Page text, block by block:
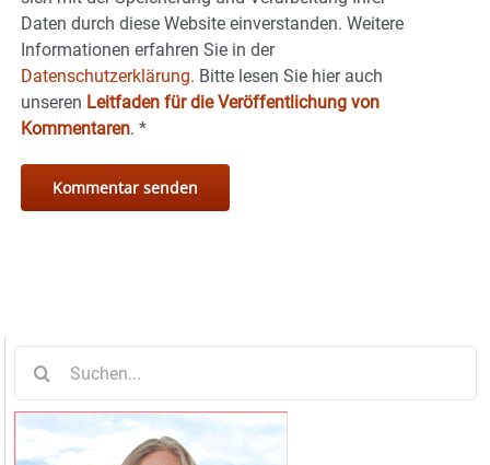
Daten durch diese Website einverstanden. Weitere
Informationen erfahren Sie in der
Datenschutzerklärung. Bitte lesen Sie hier auch
unseren Leitfaden für die Veröffentlichung von
Kommentaren. *
nach: